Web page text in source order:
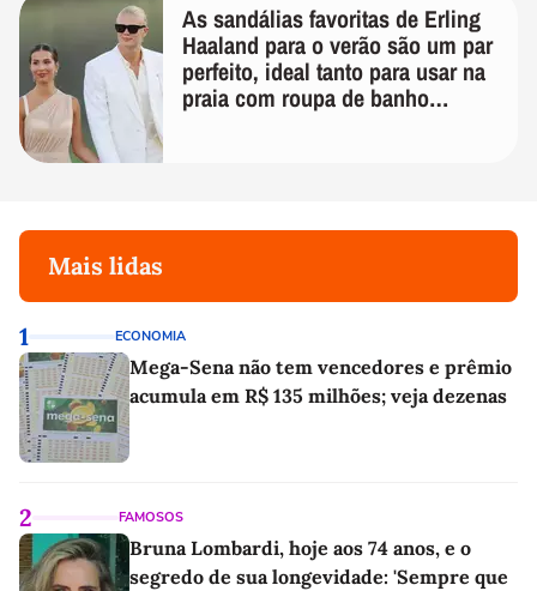
As sandálias favoritas de Erling
Haaland para o verão são um par
perfeito, ideal tanto para usar na
praia com roupa de banho
Mais lidas
1 ECONOMIA
Mega-Sena não tem vencedores e prêmio
acumula em R$ 135 milhões; veja dezenas
2 FAMOSOS
Bruna Lombardi, hoje aos 74 anos, e o
segredo de sua longevidade: 'Sempre que